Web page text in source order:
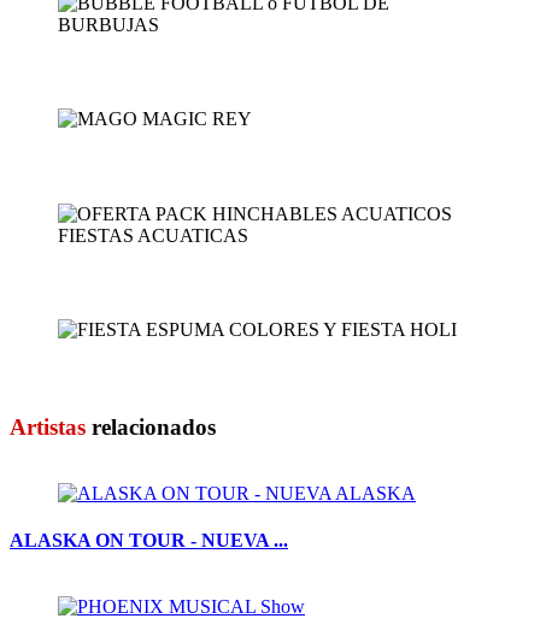
Artistas relacionados
ALASKA ON TOUR - NUEVA ...